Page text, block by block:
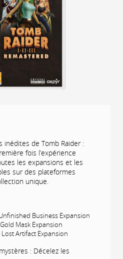
inédites de Tomb Raider :
fois l’expérience
les expansions et les
sur des plateformes
unique.
Business Expansion
Mask Expansion
Artifact Expansion
: Décelez les